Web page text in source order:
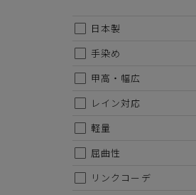
日本製
手染め
甲高・幅広
レイン対応
軽量
屈曲性
リンクコーデ